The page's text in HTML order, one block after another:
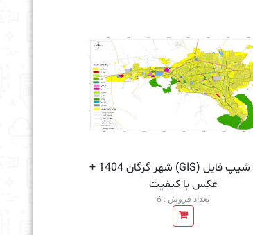
نقشه شیپ فایل (GIS) شهر گرگان 1404 +
عکس با کیفیت
تعداد فروش : 6